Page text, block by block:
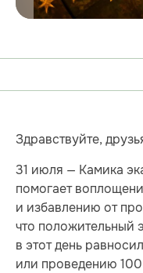
Здравствуйте,
31 июля — Камика
помогает
и избавлению от
что положительный
в этот день
или проведению